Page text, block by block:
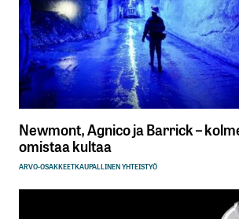
Newmont, Agnico ja Barrick –
omistaa kultaa
ARVO-OSAKKEETKAUPALLINEN YHTEISTYÖ